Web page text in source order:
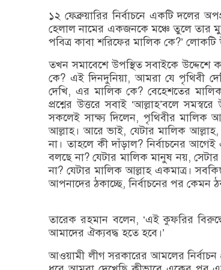
১২ ফেব্রুয়ারির নির্বাচনে একটি দলের
হেলাল নামের একজনকে মঞ্চে তুলে তার
পবিত্র কাবা শরিফের মালিক কে?’ লোকটি
তখন সমাবেশে উপস্থিত সবাইকে উদ্দেশে
কে? এই দিনদুনিয়া, আমরা যে পৃথিবী
দেখি, এর মালিক কে? বেহেশতের
প্রশ্নের উত্তরে সবাই ‘আল্লাহ’বলে
সকলেই সাক্ষ্য দিলেন, পৃথিবীর মালিক
আল্লাহ। আরে ভাই, যেটার মালিক
না। তাহলে কী দাঁড়াল? নির্বাচনের
বলছে না? যেটার মালিক মানুষ নয়,
না? যেটার মালিক আল্লাহ একমাত্র।
আপনাদের ঠকাচ্ছে, নির্বাচনের পর কেমন
তারেক রহমান বলেন, ‘এই কুফরির
আমাদের ঐক্যবদ্ধ হতে হবে।’
আওয়ামী লীগ সরকারের আমলের নির্বাচন